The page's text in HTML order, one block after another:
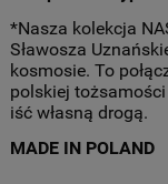
*Nasza kolekcja
Sławosza
kosmosie. To
polskiej
iść własną drogą.
MADE IN POLAND